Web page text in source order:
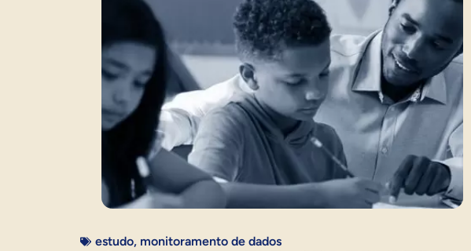
estudo, monitoramento de dados